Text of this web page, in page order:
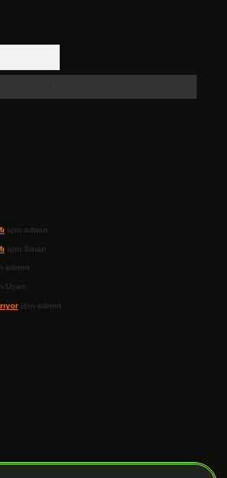
için admin
için Sinan
admin
Uçan
için admin